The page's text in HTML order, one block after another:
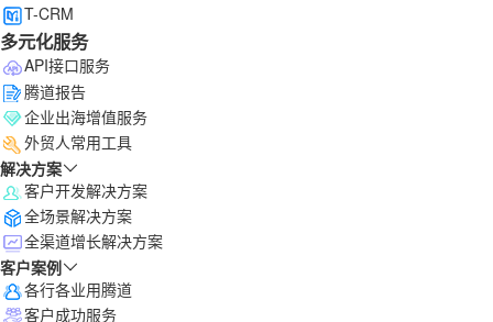
T-CRM
多元化服务
API接口服务
腾道报告
企业出海增值服务
外贸人常用工具
解决方案
客户开发解决方案
全场景解决方案
全渠道增长解决方案
客户案例
各行各业用腾道
客户成功服务